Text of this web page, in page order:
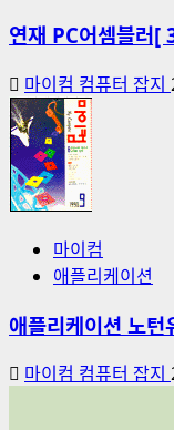
연재 PC어셈블러[
마이컴 컴퓨터 잡지
마이컴
애플리케이션
애플리케이션 노턴
마이컴 컴퓨터 잡지